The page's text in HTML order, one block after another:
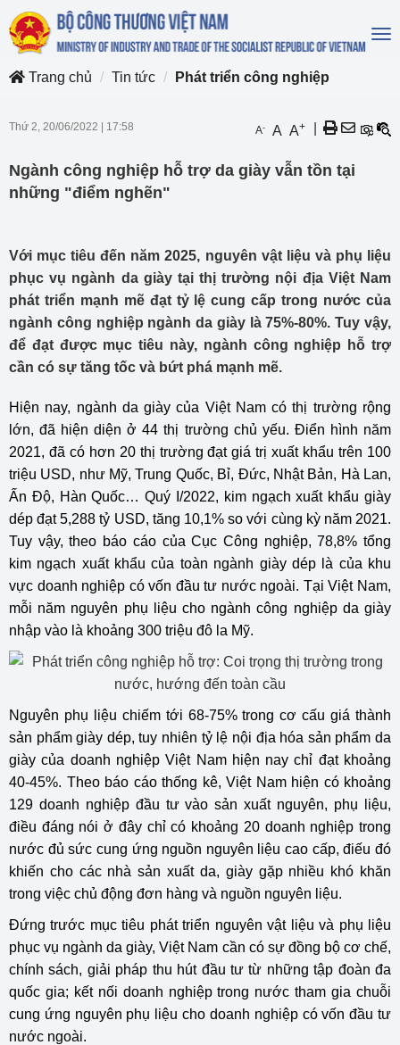
Trang chủ
Tin tức Phát triển công nghiệp
Thứ 2, 20/06/2022 17:58 A- A A+
Ngành công nghiệp hỗ trợ da giày vẫn tồn tại
những "điểm nghẽn"
Với mục tiêu đến năm 2025, nguyên vật liệu và phụ liệu
phục vụ ngành da giày tại thị trường nội địa Việt Nam
phát triển mạnh mẽ đạt tỷ lệ cung cấp trong nước của
ngành công nghiệp ngành da giày là 75%-80%. Tuy vậy,
để đạt được mục tiêu này, ngành công nghiệp hỗ trợ
cần có sự tăng tốc và bứt phá mạnh mẽ.
Hiện nay, ngành da giày của Việt Nam có thị trường rộng
lớn, đã hiện diện ở 44 thị trường chủ yếu. Điển hình năm
2021, đã có hơn 20 thị trường đạt giá trị xuất khẩu trên 100
triệu USD, như Mỹ, Trung Quốc, Bỉ, Đức, Nhật Bản, Hà Lan,
Ấn Độ, Hàn Quốc… Quý I/2022, kim ngạch xuất khẩu giày
dép đạt 5,288 tỷ USD, tăng 10,1% so với cùng kỳ năm 2021.
Tuy vậy, theo báo cáo của Cục Công nghiệp, 78,8% tổng
kim ngạch xuất khẩu của toàn ngành giày dép là của khu
vực doanh nghiệp có vốn đầu tư nước ngoài. Tại Việt Nam,
mỗi năm nguyên phụ liệu cho ngành công nghiệp da giày
nhập vào là khoảng 300 triệu đô la Mỹ.
Nguyên phụ liệu chiếm tới 68-75% trong cơ cấu giá thành
sản phẩm giày dép, tuy nhiên tỷ lệ nội địa hóa sản phẩm da
giày của doanh nghiệp Việt Nam hiện nay chỉ đạt khoảng
40-45%. Theo báo cáo thống kê, Việt Nam hiện có khoảng
129 doanh nghiệp đầu tư vào sản xuất nguyên, phụ liệu,
điều đáng nói ở đây chỉ có khoảng 20 doanh nghiệp trong
nước đủ sức cung ứng nguồn nguyên liệu cao cấp, điếu đó
khiến cho các nhà sản xuất da, giày gặp nhiều khó khăn
trong việc chủ động đơn hàng và nguồn nguyên liệu.
Đứng trước mục tiêu phát triển nguyên vật liệu và phụ liệu
phục vụ ngành da giày, Việt Nam cần có sự đồng bộ cơ chế,
chính sách, giải pháp thu hút đầu tư từ những tập đoàn đa
quốc gia; kết nối doanh nghiệp trong nước tham gia chuỗi
cung ứng nguyên phụ liệu cho doanh nghiệp có vốn đầu tư
nước ngoài.